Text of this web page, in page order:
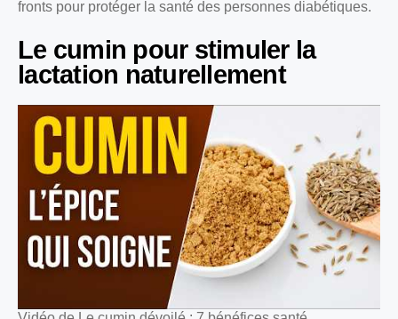
fronts pour protéger la santé des personnes diabétiques.
Le cumin pour stimuler la
lactation naturellement